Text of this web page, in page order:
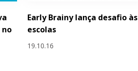
no
Early Brainy lança desafio às
escolas
19.10.16